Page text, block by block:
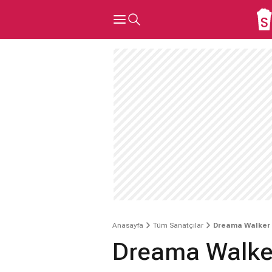
Anasayfa Tüm Sanatçılar Dreama Walker
Dreama